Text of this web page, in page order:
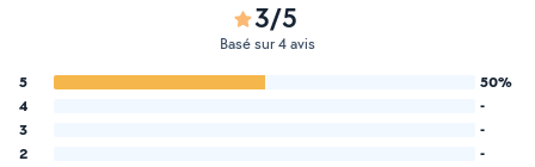
3/5
Basé sur 4 avis
5
50%
4
-
3
-
2
-